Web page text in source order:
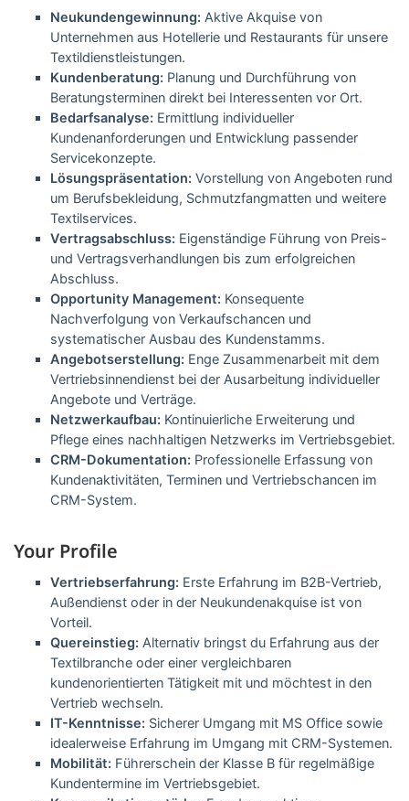
Neukundengewinnung: Aktive Akquise von
Unternehmen aus Hotellerie und Restaurants für unsere
Textildienstleistungen.
Kundenberatung: Planung und Durchführung von
Beratungsterminen direkt bei Interessenten vor Ort.
Bedarfsanalyse: Ermittlung individueller
Kundenanforderungen und Entwicklung passender
Servicekonzepte.
Lösungspräsentation: Vorstellung von Angeboten rund
um Berufsbekleidung, Schmutzfangmatten und weitere
Textilservices.
Vertragsabschluss: Eigenständige Führung von Preis-
und Vertragsverhandlungen bis zum erfolgreichen
Abschluss.
Opportunity Management: Konsequente
Nachverfolgung von Verkaufschancen und
systematischer Ausbau des Kundenstamms.
Angebotserstellung: Enge Zusammenarbeit mit dem
Vertriebsinnendienst bei der Ausarbeitung individueller
Angebote und Verträge.
Netzwerkaufbau: Kontinuierliche Erweiterung und
Pflege eines nachhaltigen Netzwerks im Vertriebsgebiet.
CRM-Dokumentation: Professionelle Erfassung von
Kundenaktivitäten, Terminen und Vertriebschancen im
CRM-System.
Your Profile
Vertriebserfahrung: Erste Erfahrung im B2B-Vertrieb,
Außendienst oder in der Neukundenakquise ist von
Vorteil.
Quereinstieg: Alternativ bringst du Erfahrung aus der
Textilbranche oder einer vergleichbaren
kundenorientierten Tätigkeit mit und möchtest in den
Vertrieb wechseln.
IT-Kenntnisse: Sicherer Umgang mit MS Office sowie
idealerweise Erfahrung im Umgang mit CRM-Systemen.
Mobilität: Führerschein der Klasse B für regelmäßige
Kundentermine im Vertriebsgebiet.